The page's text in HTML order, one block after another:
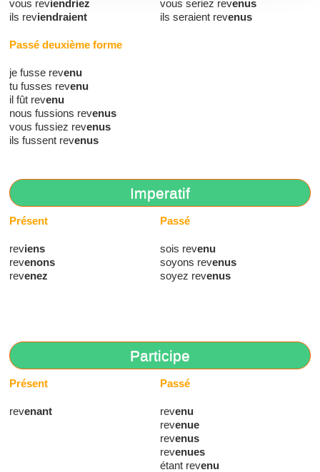
vous reviendriez
ils reviendraient
vous seriez revenus
ils seraient revenus
Passé deuxième forme
je fusse revenu
tu fusses revenu
il fût revenu
nous fussions revenus
vous fussiez revenus
ils fussent revenus
Imperatif
Présent
reviens
revenons
revenez
Passé
sois revenu
soyons revenus
soyez revenus
Participe
Présent
revenant
Passé
revenu
revenue
revenus
revenues
étant revenu